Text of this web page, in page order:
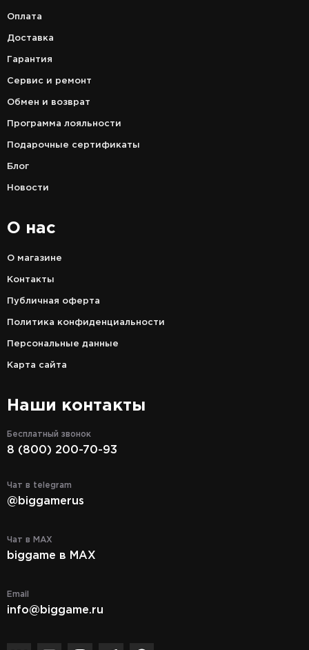
Оплата
Доставка
Гарантия
Сервис и ремонт
Обмен и возврат
Программа лояльности
Подарочные сертификаты
Блог
Новости
О нас
О магазине
Контакты
Публичная оферта
Политика конфиденциальности
Персональные данные
Карта сайта
Наши контакты
Бесплатный звонок
8 (800) 200-70-93
Чат в telegram
@biggamerus
Чат в MAX
biggame в MAX
Email
info@biggame.ru